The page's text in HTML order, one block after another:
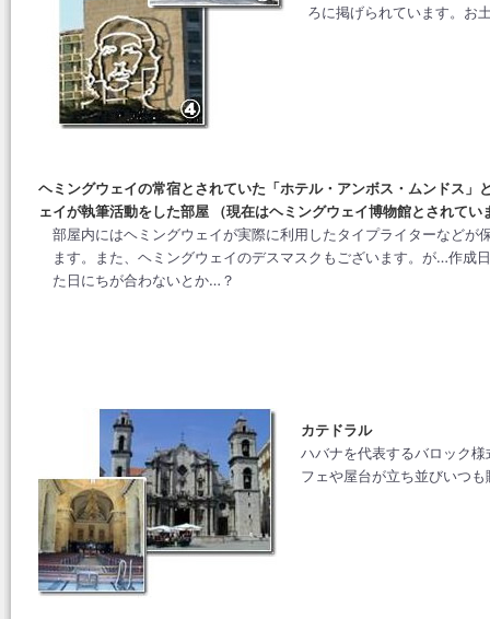
ろに掲げられています。お
ヘミングウェイの常宿とされていた「ホテル・アンボス・ムンドス」
ェイが執筆活動をした部屋 （現在はヘミングウェイ博物館とされてい
部屋内にはヘミングウェイが実際に利用したタイプライターなどが
ます。また、ヘミングウェイのデスマスクもございます。が…作成
た日にちが合わないとか…？
カテドラル
ハバナを代表するバロック
フェや屋台が立ち並びいつ